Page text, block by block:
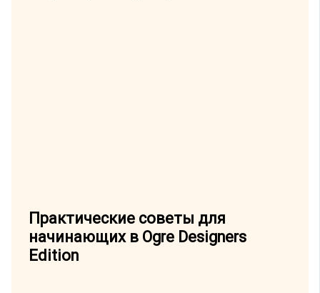
Практические советы для
начинающих в Ogre Designers
Edition